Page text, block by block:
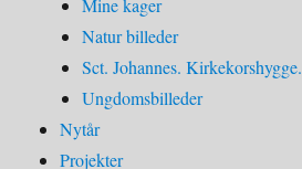
Mine kager
Natur billeder
Sct. Johannes. Kirkekorshygge.
Ungdomsbilleder
Nytår
Projekter